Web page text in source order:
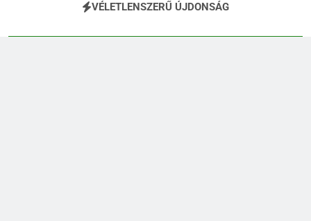
VÉLETLENSZERŰ ÚJDONSÁG